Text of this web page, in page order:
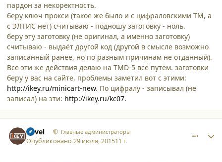
пардон за некоректность.
беру ключ прокси (такое же было и с цифраловскими ТМ, а
с ЭЛТИС нет) считываю - подношу заготовку - ноль.
беру эту заготовку (не оригинал, а именно заготовку)
считываю - выдаёт другой код (другой в смысле возможно
записанный ранее, но по разным причинам не отданный).
Все эти же действия делаю на TMD-5 всё путём. заготовки
беру у вас на сайте, проблемы заметил вот с этими:
http://ikey.ru/minicart-new. По цифралу - записывал (не
записал) на эти: http://ikey.ru/kc07.
Pavel Главные администраторы
Опубликовано29 июля, 201511 г.